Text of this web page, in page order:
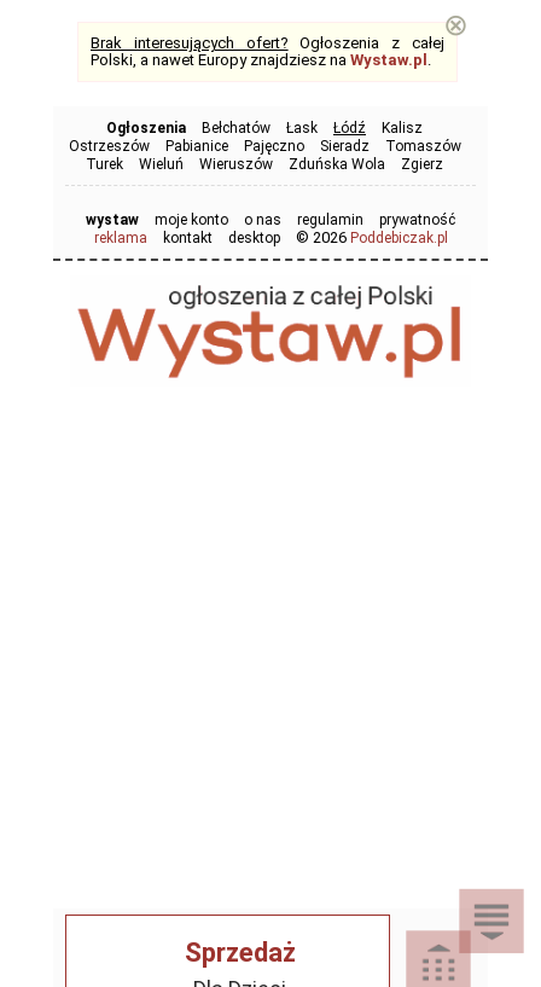
Brak interesujących ofert? Ogłoszenia z całej
Polski, a nawet Europy znajdziesz na Wystaw.pl .
⊗
Ogłoszenia Bełchatów Łask Łódź
Kalisz
Ostrzeszów
Pabianice Pajęczno Sieradz
Tomaszów
Turek
Wieluń Wieruszów Zduńska Wola Zgierz
wystaw moje konto o nas regulamin
prywatność
reklama
kontakt desktop © 2026 Poddebiczak.pl
Sprzedaż